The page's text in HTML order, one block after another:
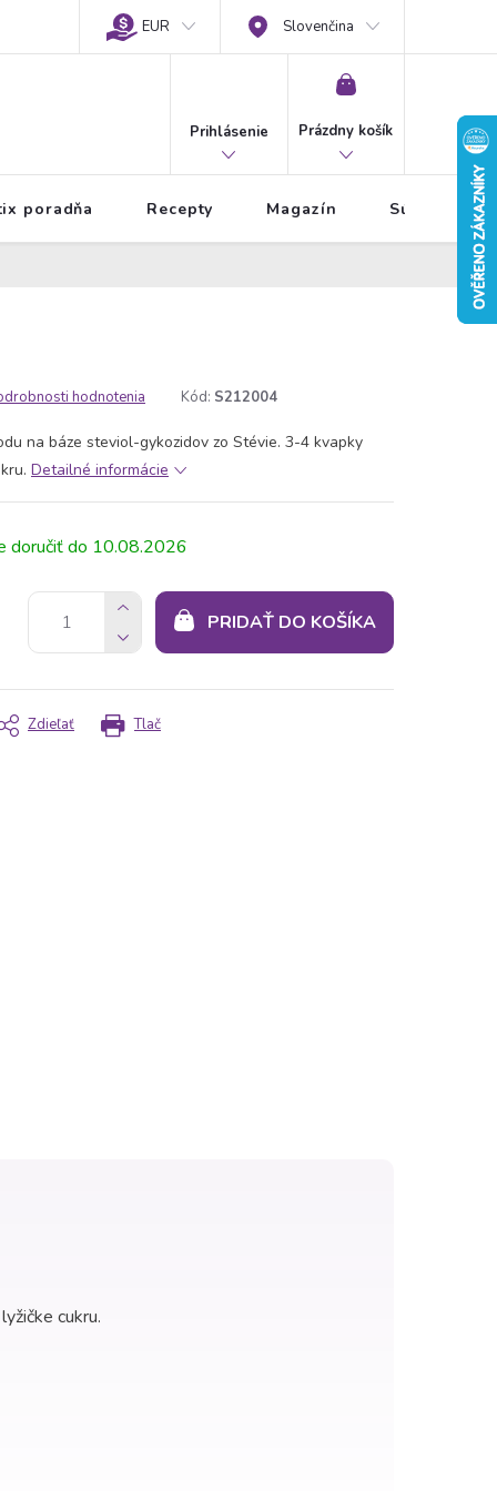
EUR Slovenčina
Prihlásenie
NÁKUPNÝ
Prázdny košík
poradňa Recepty Magazín Súťaže
hodnotenia Kód: S212004
na báze steviol-gykozidov zo Stévie. 3-4 kvapky
Detailné informácie
10.08.2026
PRIDAŤ DO KOŠÍKA
Tlač
Zdieľať
cukru.